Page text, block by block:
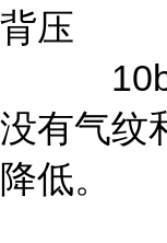
背压
10bar
没有气纹
降低。